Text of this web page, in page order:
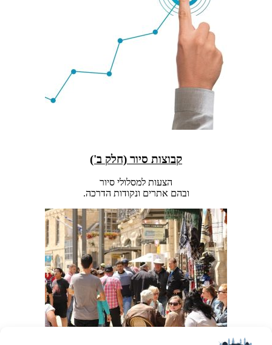
קבוצות סיור (חלק ב')
הצעות למסלולי סיור
ובהם אתרים ונקודות הדרכה.